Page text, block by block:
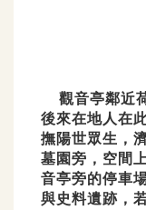
觀音亭鄰近
後來在地人在
撫陽世眾生，
墓園旁，空間
音亭旁的停車
與史料遺跡，